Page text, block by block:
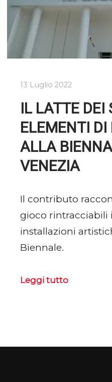
13 Luglio 2022
IL LATTE DEI
ELEMENTI DI
ALLA
VENEZIA
Il contributo
gioco rintracciabili
installazioni
Biennale.
Leggi tutto